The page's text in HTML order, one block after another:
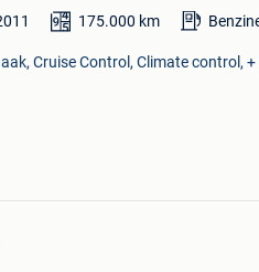
175.000 km
Cruise Control, Climate control,